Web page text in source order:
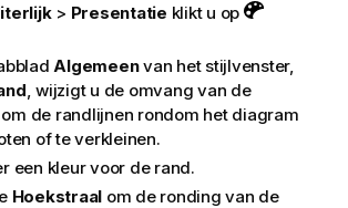
> Presentatie klikt u op
Algemeenvan het stijlvenster,
, wijzigt u de omvang van de
de randlijnen rondom het diagram
of te verkleinen.
een kleur voor de rand.
Hoekstraal om de ronding van de